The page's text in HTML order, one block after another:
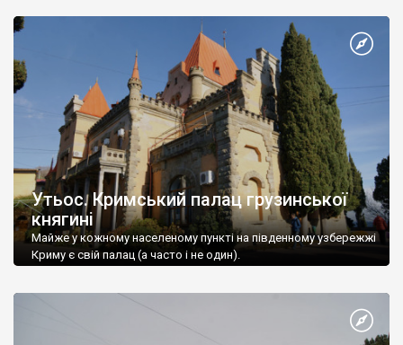
Утьос. Кримський палац грузинської
княгині
Майже у кожному населеному пункті на південному узбережжі
Криму є свій палац (а часто і не один).